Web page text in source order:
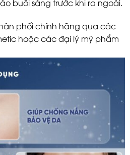
buổi sáng trước khi ra ngoài.
phối chính hãng qua các
hoặc các đại lý mỹ phẩm